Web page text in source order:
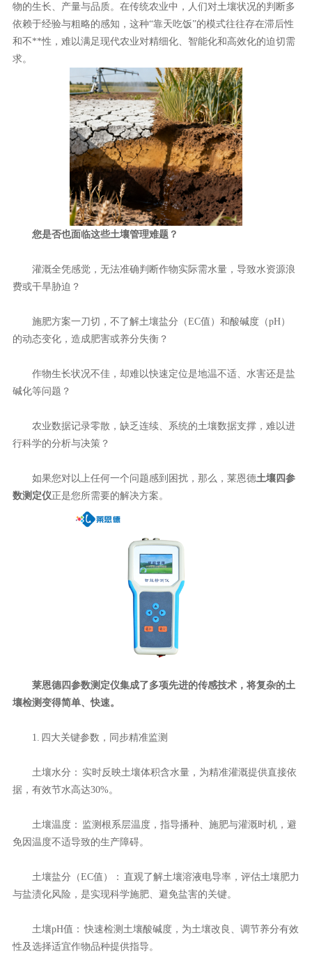
物的生长、产量与品质。在传统农业中，人们对土壤状况的判断多
依赖于经验与粗略的感知，这种“靠天吃饭”的模式往往存在滞后性
和不**性，难以满足现代农业对精细化、智能化和高效化的迫切需
求。
您是否也面临这些土壤管理难题？
灌溉全凭感觉，无法准确判断作物实际需水量，导致水资源浪
费或干旱胁迫？
施肥方案一刀切，不了解土壤盐分（EC值）和酸碱度（pH）
的动态变化，造成肥害或养分失衡？
作物生长状况不佳，却难以快速定位是地温不适、水害还是盐
碱化等问题？
农业数据记录零散，缺乏连续、系统的土壤数据支撑，难以进
行科学的分析与决策？
如果您对以上任何一个问题感到困扰，那么，莱恩德土壤四参
数测定仪正是您所需要的解决方案。
莱恩德四参数测定仪集成了多项先进的传感技术，将复杂的土
壤检测变得简单、快速。
1. 四大关键参数，同步精准监测
土壤水分： 实时反映土壤体积含水量，为精准灌溉提供直接依
据，有效节水高达30%。
土壤温度： 监测根系层温度，指导播种、施肥与灌溉时机，避
免因温度不适导致的生产障碍。
土壤盐分（EC值）： 直观了解土壤溶液电导率，评估土壤肥力
与盐渍化风险，是实现科学施肥、避免盐害的关键。
土壤pH值： 快速检测土壤酸碱度，为土壤改良、调节养分有效
性及选择适宜作物品种提供指导。